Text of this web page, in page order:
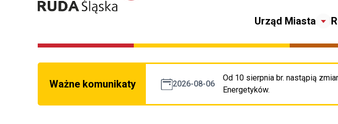
Urząd Miasta
Ważne komunikaty 2026-08-06
Od 10 sierpnia br. nastąpią
Energetyków.